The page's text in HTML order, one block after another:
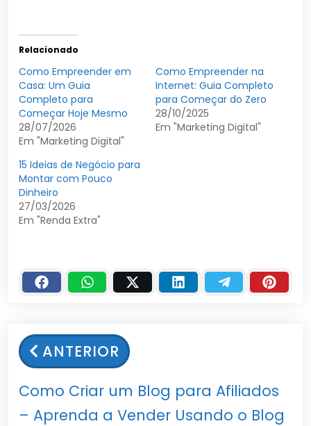
Relacionado
Como Empreender em
Casa: Um Guia
Completo para
Começar Hoje Mesmo
28/07/2026
Em "Marketing Digital"
Como Empreender na
Internet: Guia Completo
para Começar do Zero
28/10/2025
Em "Marketing Digital"
15 Ideias de Negócio para
Montar com Pouco
Dinheiro
27/03/2026
Em "Renda Extra"
ANTERIOR
Como Criar um Blog para Afiliados
– Aprenda a Vender Usando o Blog